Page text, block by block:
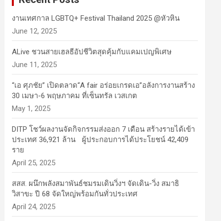
งานเทศกาล LGBTQ+ Festival Thailand 2025 @หัวหิน
June 12, 2025
ALive ชวนสายเฮลธีอัปชีวิตสุดคุ้มกับแคมเปญพิเศษ
June 11, 2025
“เอ ศุภชัย” เปิดตลาด“A fair อร่อยเกรดเอ”อลังการงานสร้าง
30 เมษา-6 พฤษภาคม ที่เซ็นทรัล เวสเกต
May 1, 2025
DITP โชว์ผลงานจัดกิจกรรมส่งออก 7 เดือน สร้างรายได้เข้า
ประเทศ 36,921 ล้าน ผู้ประกอบการได้ประโยชน์ 42,409
ราย
April 25, 2025
สสส. ผนึกพลังสมาพันธ์ชมรมเดินวิ่งฯ จัดเดิน-วิ่ง สมาธิ
วิสาขะ ปี 68 จัดใหญ่พร้อมกันทั่วประเทศ
April 24, 2025